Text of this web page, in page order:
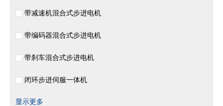
带减速机混合式步进电机
带编码器混合式步进电机
带刹车混合式步进电机
闭环步进伺服一体机
显示更多